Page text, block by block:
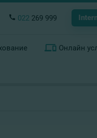
022 269 999
Онлайн